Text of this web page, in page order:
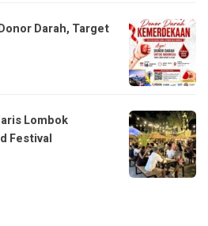
Darah, Target
Lombok
Festival